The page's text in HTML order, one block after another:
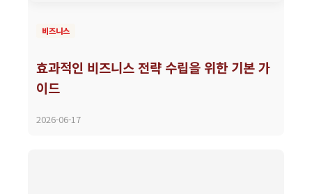
비즈니스
효과적인 비즈니스 전략 수립을 위한 기본 가
이드
2026-06-17